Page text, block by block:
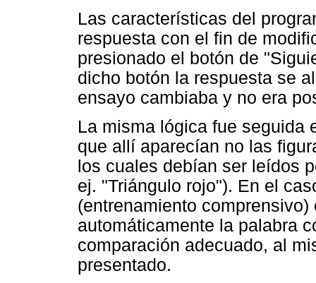
Las características del
respuesta con el fin de
presionado el botón de
dicho botón la respuesta se
ensayo cambiaba y no era
La misma lógica fue seguida
que allí aparecían no las
los cuales debían ser leídos
ej. "Triángulo rojo"). En el
(entrenamiento
automáticamente la palabra
comparación adecuado, al
presentado.